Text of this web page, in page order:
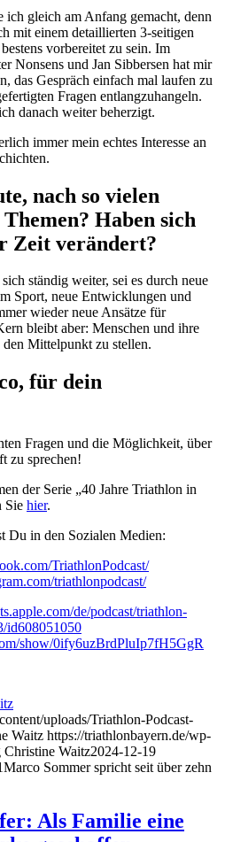
ich gleich am Anfang gemacht, denn
mit einem detaillierten 3-seitigen
vorbereitet zu sein. Im
Nonsens und Jan Sibbersen hat mir
das Gespräch einfach mal laufen zu
Fragen entlangzuhangeln.
danach weiter beherzigt.
immer mein echtes Interesse an
nach so vielen
Haben sich
Zeit verändert?
ständig weiter, sei es durch neue
Sport, neue Entwicklungen und
wieder neue Ansätze für
bleibt aber: Menschen und ihre
Mittelpunkt zu stellen.
für dein
Fragen und die Möglichkeit, über
zu sprechen!
der Serie „40 Jahre Triathlon in
Sie hier.
Du in den Sozialen Medien:
TriathlonPodcast/
triathlonpodcast/
de/podcast/triathlon-
id608051050
show/0ify6uzBrdPluIp7fH5GgR
uploads/Triathlon-Podcast-
Waitz https://triathlonbayern.de/wp-
Christine Waitz2024-12-19
Marco Sommer spricht seit über zehn
Als Familie eine